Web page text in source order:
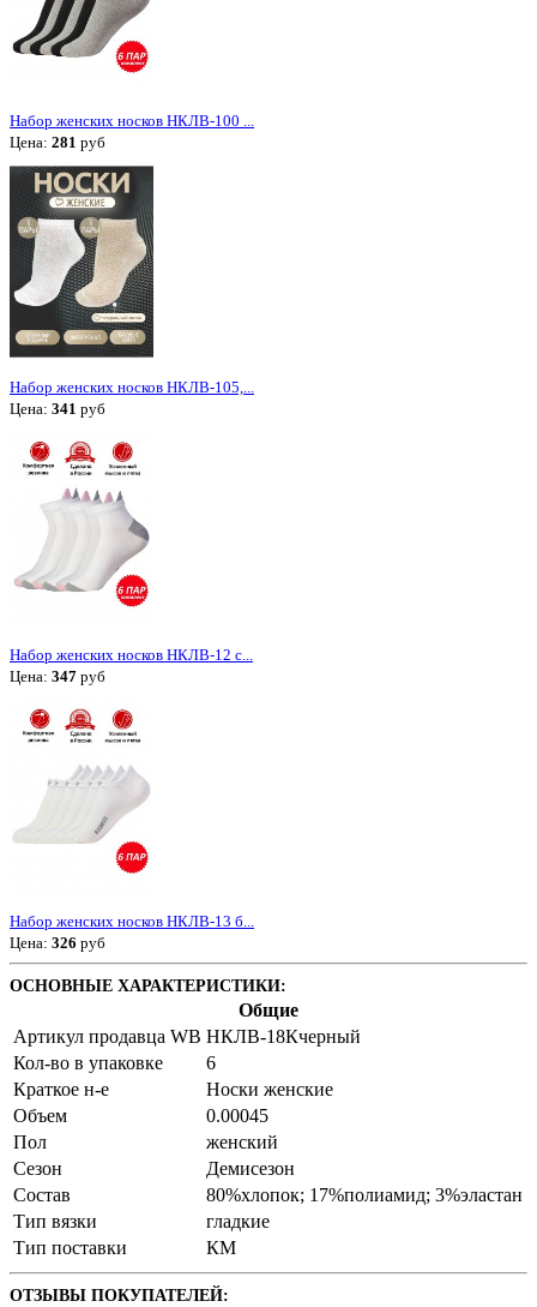
Набор женских носков НКЛВ-100 ...
Цена: 281 руб
Набор женских носков НКЛВ-105,...
Цена: 341 руб
Набор женских носков НКЛВ-12 с...
Цена: 347 руб
Набор женских носков НКЛВ-13 б...
Цена: 326 руб
ОСНОВНЫЕ ХАРАКТЕРИСТИКИ:
Общие
Артикул продавца WB НКЛВ-18Кчерный
Кол-во в упаковке
6
Краткое н-е
Носки женские
Объем
0.00045
Пол
женский
Сезон
Демисезон
Состав
80%хлопок; 17%полиамид; 3%эластан
Тип вязки
гладкие
Тип поставки
КМ
ОТЗЫВЫ ПОКУПАТЕЛЕЙ: